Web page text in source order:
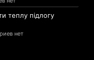
теплу підлогу
нет